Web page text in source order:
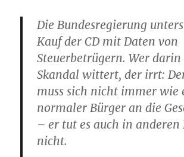
Die Bundesregierung
Kauf der CD mit Daten von
Steuerbetrügern. Wer darin
Skandal wittert, der irrt:
muss sich nicht immer wie
normaler Bürger an die
– er tut es auch in anderen
nicht.